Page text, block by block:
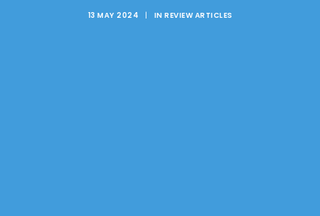
13 MAY 2024 | IN REVIEW ARTICLES